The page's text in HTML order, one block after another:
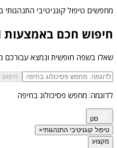
מחפשים טיפול קוגניטיבי התנהגותי
חיפוש חכם באמצעות AI
שאלו בשפה חופשית ונמצא עבורכם
חיפוש
לדוגמה: מחפש פסיכולוג בחיפה
סנן
טיפול קוגניטיבי התנהגותי×
מקצוע